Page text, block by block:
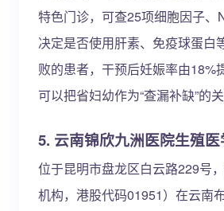
特色门诊，可查25项细胞因子
决定是否使用肝素、免疫球蛋白
败的患者，干预后妊娠率由18%
可以把省妇幼作为“查漏补缺”的关
5. 云南锦欣九洲医院生殖
位于昆明市盘龙区白云路229号
机构，港股代码01951）在云南